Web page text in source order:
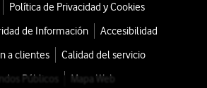
Política de Privacidad y Cookies
de Información
Accesibilidad
a clientes
Calidad del servicio
Públicos
Mapa Web